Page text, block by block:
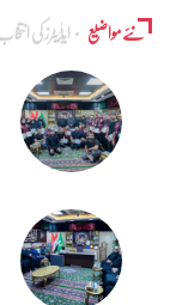
نئے مواضیع ایڈٰیٹرز کی